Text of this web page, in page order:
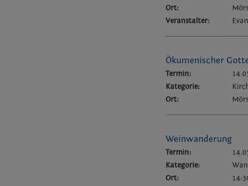
Ort:
Veranstalter:
Ökumenischer
Termin:
Kategorie:
Ort:
Weinwanderung
Termin:
Kategorie:
Ort: